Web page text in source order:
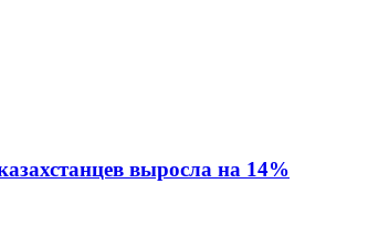
выросла на 14%